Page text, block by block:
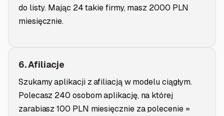
do listy. Mając 24 takie firmy, masz 2000 PLN
miesięcznie.
6. Afiliacje
Szukamy aplikacji z afiliacją w modelu ciągłym.
Polecasz 240 osobom aplikację, na której
zarabiasz 100 PLN miesięcznie za polecenie =